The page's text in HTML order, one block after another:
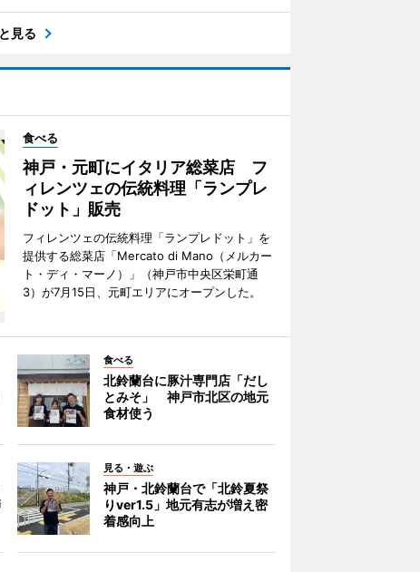
見る
食べる
神戸・元町にイタリア総菜店 フ
ィレンツェの伝統料理「ランプレ
ドット」販売
フィレンツェの伝統料理「ランプレドット」を
提供する総菜店「Mercato di Mano（メルカー
ト・ディ・マーノ）」（神戸市中央区栄町通
3）が7月15日、元町エリアにオープンした。
食べる
北鈴蘭台に豚汁専門店「だし
とみそ」 神戸市北区の地元
食材使う
見る・遊ぶ
神戸・北鈴蘭台で「北鈴夏祭
りver1.5」地元有志が増え密
着感向上